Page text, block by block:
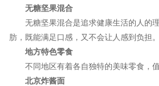
无糖坚果混合
无糖坚果混合是追求健康生活的人的
肪，既能满足口感，又不会让人感到负担。
地方特色零食
不同地区有着各自独特的美味零食，值
北京炸酱面